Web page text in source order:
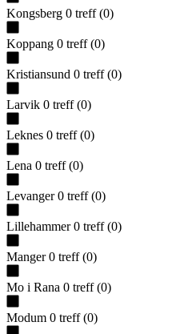
Kongsberg 0 treff (0)
Koppang 0 treff (0)
Kristiansund 0 treff (0)
Larvik 0 treff (0)
Leknes 0 treff (0)
Lena 0 treff (0)
Levanger 0 treff (0)
Lillehammer 0 treff (0)
Manger 0 treff (0)
Mo i Rana 0 treff (0)
Modum 0 treff (0)